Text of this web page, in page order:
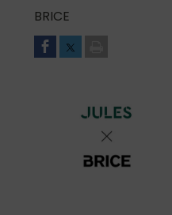
BRICE